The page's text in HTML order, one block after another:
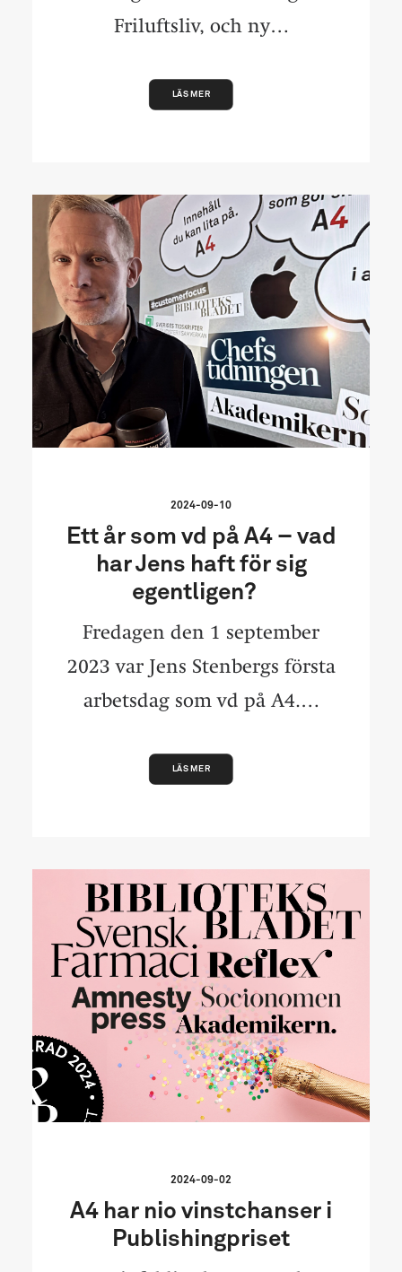
Friluftsliv, och ny…
LÄS MER
2024-09-10
Ett år som vd på A4 – vad
har Jens haft för sig
egentligen?
Fredagen den 1 september
2023 var Jens Stenbergs första
arbetsdag som vd på A4.…
LÄS MER
2024-09-02
A4 har nio vinstchanser i
Publishingpriset